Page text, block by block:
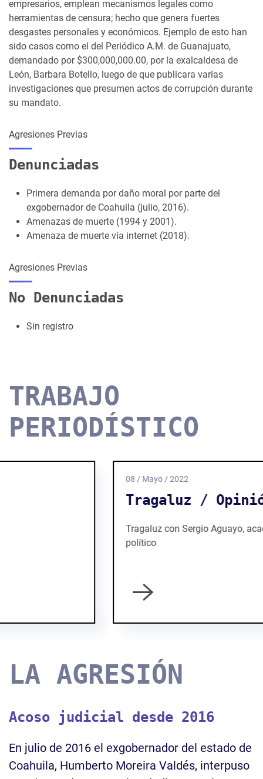
empresarios, emplean mecanismos legales como
herramientas de censura; hecho que genera fuertes
desgastes personales y económicos. Ejemplo de esto han
sido casos como el del Periódico A.M. de Guanajuato,
demandado por $300,000,000.00, por la exalcaldesa de
León, Barbara Botello, luego de que publicara varias
investigaciones que presumen actos de corrupción durante
su mandato.
Agresiones Previas
Denunciadas
Primera demanda por daño moral por parte del
exgobernador de Coahuila (julio, 2016).
Amenazas de muerte (1994 y 2001).
Amenaza de muerte vía internet (2018).
Agresiones Previas
No Denunciadas
Sin registro
TRABAJO
PERIODÍSTICO
Tragaluz / Opinión
Tragaluz con Sergio Aguayo, académico y analista
LA AGRESIÓN
Acoso judicial desde 2016
En julio de 2016 el exgobernador del estado de
Coahuila, Humberto Moreira Valdés, interpuso